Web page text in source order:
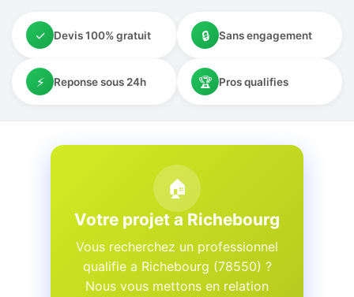
✓ Devis 100% gratuit 🔒 Sans engagement
⚡ Reponse sous 24h 🏆 Pros qualifies
🏠
Votre projet a Richebourg
Vous recherchez un professionnel
qualifie a Richebourg (78550) ?
Nous vous mettons en relation